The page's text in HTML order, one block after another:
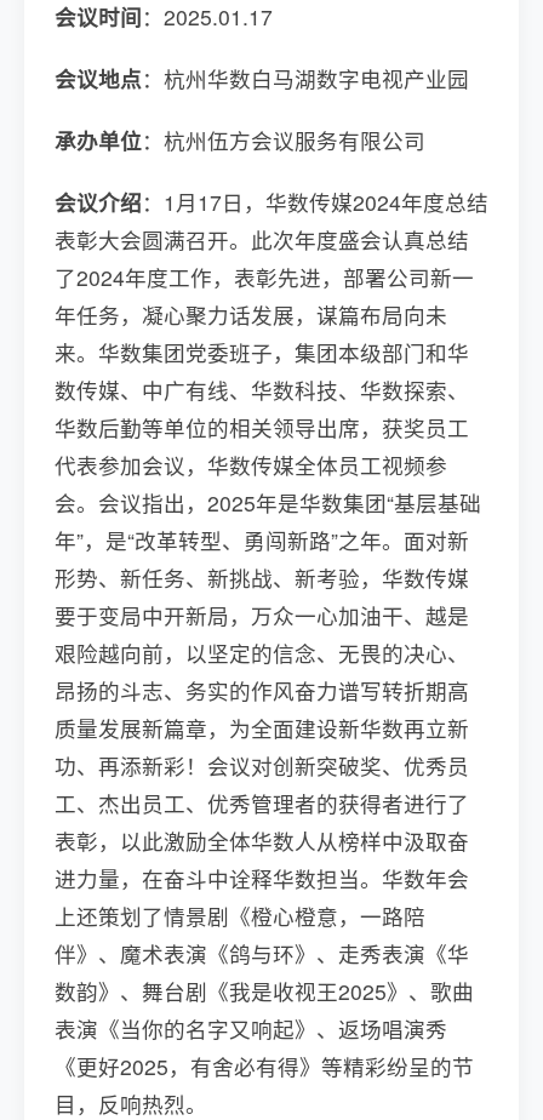
会议时间：2025.01.17
会议地点：杭州华数白马湖数字电视产业园
承办单位：杭州伍方会议服务有限公司
会议介绍：1月17日，华数传媒2024年度总结
表彰大会圆满召开。此次年度盛会认真总结
了2024年度工作，表彰先进，部署公司新一
年任务，凝心聚力话发展，谋篇布局向未
来。华数集团党委班子，集团本级部门和华
数传媒、中广有线、华数科技、华数探索、
华数后勤等单位的相关领导出席，获奖员工
代表参加会议，华数传媒全体员工视频参
会。会议指出，2025年是华数集团“基层基础
年”，是“改革转型、勇闯新路”之年。面对新
形势、新任务、新挑战、新考验，华数传媒
要于变局中开新局，万众一心加油干、越是
艰险越向前，以坚定的信念、无畏的决心、
昂扬的斗志、务实的作风奋力谱写转折期高
质量发展新篇章，为全面建设新华数再立新
功、再添新彩！会议对创新突破奖、优秀员
工、杰出员工、优秀管理者的获得者进行了
表彰，以此激励全体华数人从榜样中汲取奋
进力量，在奋斗中诠释华数担当。华数年会
上还策划了情景剧《橙心橙意，一路陪
伴》、魔术表演《鸽与环》、走秀表演《华
数韵》、舞台剧《我是收视王2025》、歌曲
表演《当你的名字又响起》、返场唱演秀
《更好2025，有舍必有得》等精彩纷呈的节
目，反响热烈。